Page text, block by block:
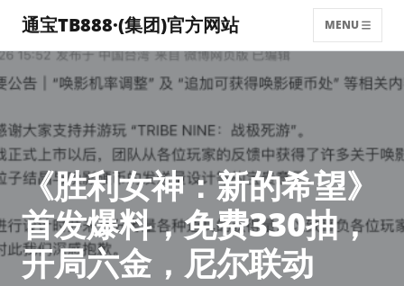
通宝TB888·(集团)官方网站 MENU
《胜利女神：新的希望》
首发爆料，免费330抽，
开局六金，尼尔联动